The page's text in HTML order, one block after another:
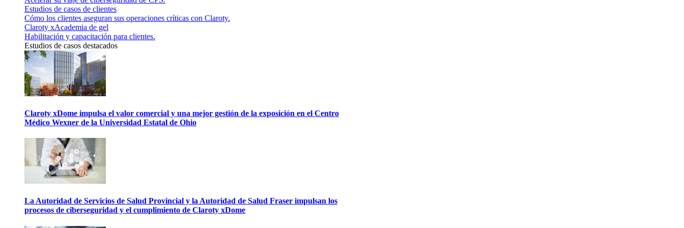
Estudios de casos de clientes
Cómo los clientes aseguran sus operaciones críticas con Claroty.
Claroty xAcademia de gel
Habilitación y capacitación para clientes.
Estudios de casos destacados
Claroty xDome impulsa el valor comercial y una mejor gestión de la exposición en el Centro
Médico Wexner de la Universidad Estatal de Ohio
La Autoridad de Servicios de Salud Provincial y la Autoridad de Salud Fraser impulsan los
procesos de ciberseguridad y el cumplimiento de Claroty xDome